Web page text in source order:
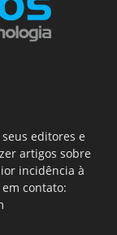
editores e
artigos sobre
incidência à
contato: